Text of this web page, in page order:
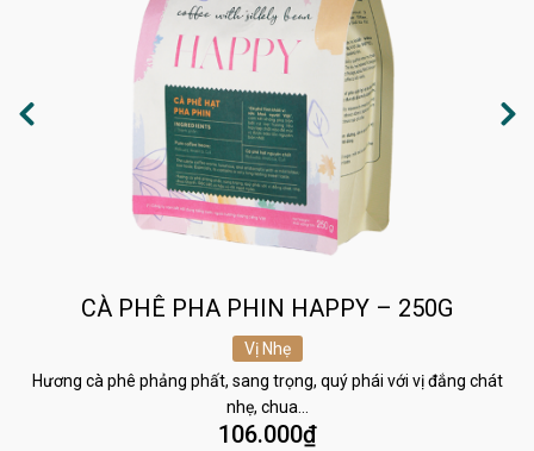
CÀ PHÊ PHA PHIN HAPPY – 250G
Vị Nhẹ
Hương cà phê phảng phất, sang trọng, quý phái với vị đắng chát
nhẹ, chua…
106.000₫